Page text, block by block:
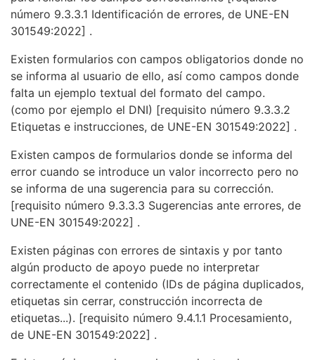
número 9.3.3.1 Identificación de errores, de UNE-EN
301549:2022] .
Existen formularios con campos obligatorios donde no
se informa al usuario de ello, así como campos donde
falta un ejemplo textual del formato del campo.
(como por ejemplo el DNI) [requisito número 9.3.3.2
Etiquetas e instrucciones, de UNE-EN 301549:2022] .
Existen campos de formularios donde se informa del
error cuando se introduce un valor incorrecto pero no
se informa de una sugerencia para su corrección.
[requisito número 9.3.3.3 Sugerencias ante errores, de
UNE-EN 301549:2022] .
Existen páginas con errores de sintaxis y por tanto
algún producto de apoyo puede no interpretar
correctamente el contenido (IDs de página duplicados,
etiquetas sin cerrar, construcción incorrecta de
etiquetas...). [requisito número 9.4.1.1 Procesamiento,
de UNE-EN 301549:2022] .